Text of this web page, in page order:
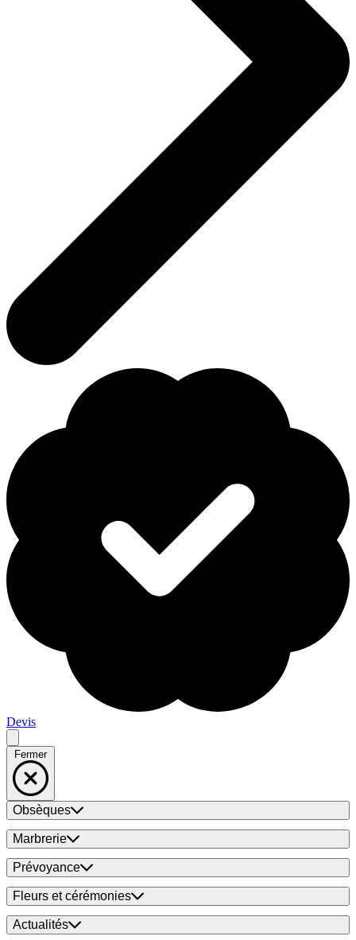
Devis
Fermer
Obsèques
Marbrerie
Prévoyance
Fleurs et cérémonies
Actualités